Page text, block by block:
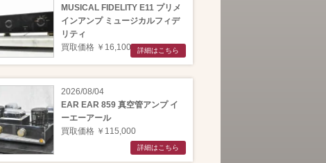
MUSICAL FIDELITY E11 プリメ
インアンプ ミュージカルフィデ
リティ
買取価格 ￥16,100
詳細はこちら
2026/08/04
EAR EAR 859 真空管アンプ イ
ーエーアール
買取価格 ￥115,000
詳細はこちら